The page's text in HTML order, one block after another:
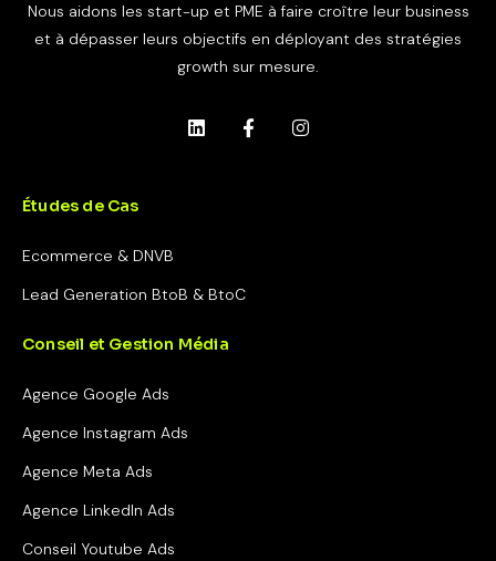
Nous aidons les start-up et PME à faire croître leur business
et à dépasser leurs objectifs en déployant des stratégies
growth sur mesure.
Études de Cas
Ecommerce & DNVB
Lead Generation BtoB & BtoC
Conseil et Gestion Média
Agence Google Ads
Agence Instagram Ads
Agence Meta Ads
Agence LinkedIn Ads
Conseil Youtube Ads